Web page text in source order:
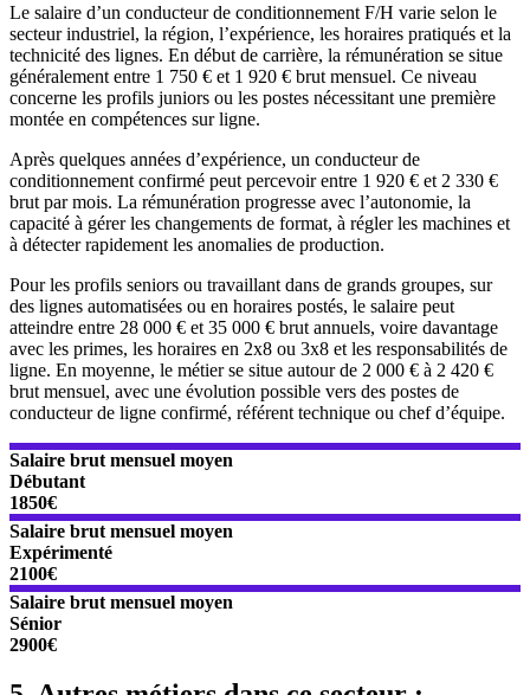
Le salaire d’un conducteur de conditionnement F/H varie selon le
secteur industriel, la région, l’expérience, les horaires pratiqués et la
technicité des lignes. En début de carrière, la rémunération se situe
généralement entre 1 750 € et 1 920 € brut mensuel. Ce niveau
concerne les profils juniors ou les postes nécessitant une première
montée en compétences sur ligne.
Après quelques années d’expérience, un conducteur de
conditionnement confirmé peut percevoir entre 1 920 € et 2 330 €
brut par mois. La rémunération progresse avec l’autonomie, la
capacité à gérer les changements de format, à régler les machines et
à détecter rapidement les anomalies de production.
Pour les profils seniors ou travaillant dans de grands groupes, sur
des lignes automatisées ou en horaires postés, le salaire peut
atteindre entre 28 000 € et 35 000 € brut annuels, voire davantage
avec les primes, les horaires en 2x8 ou 3x8 et les responsabilités de
ligne. En moyenne, le métier se situe autour de 2 000 € à 2 420 €
brut mensuel, avec une évolution possible vers des postes de
conducteur de ligne confirmé, référent technique ou chef d’équipe.
Salaire brut mensuel moyen
Débutant
1850€
Salaire brut mensuel moyen
Expérimenté
2100€
Salaire brut mensuel moyen
Sénior
2900€